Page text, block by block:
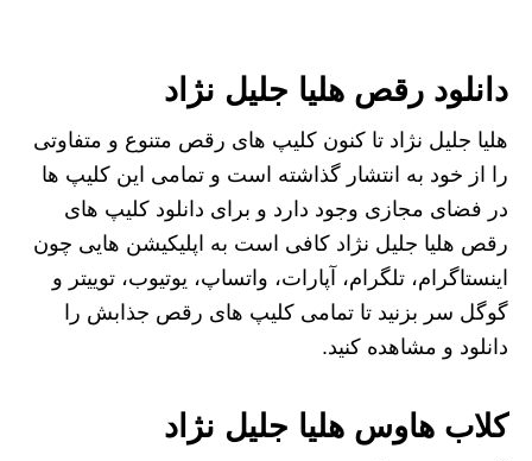
دانلود رقص هلیا جلیل نژاد
هلیا جلیل نژاد تا کنون کلیپ های رقص متنوع و متفاوتی
را از خود به انتشار گذاشته است و تمامی این کلیپ ها
در فضای مجازی وجود دارد و برای دانلود کلیپ های
رقص هلیا جلیل نژاد کافی است به اپلیکیشن هایی چون
اینستاگرام، تلگرام، آپارات، واتساپ، یوتیوب، توییتر و
گوگل سر بزنید تا تمامی کلیپ های رقص جذابش را
دانلود و مشاهده کنید.
کلاب هاوس هلیا جلیل نژاد